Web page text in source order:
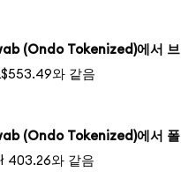
(Ondo Tokenized)에서 브
와 같음
(Ondo Tokenized)에서 폴
403.26와 같음